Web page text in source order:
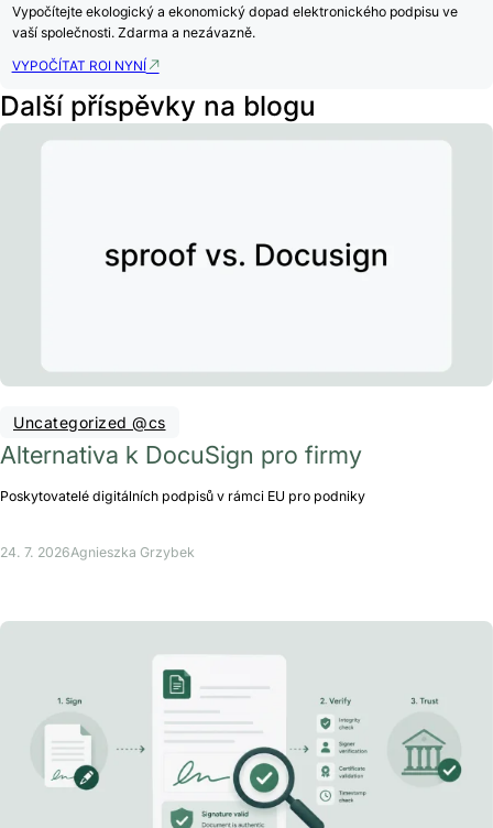
Vypočítejte ekologický a ekonomický dopad elektronického podpisu ve
vaší společnosti. Zdarma a nezávazně.
VYPOČÍTAT ROI NYNÍ
Další příspěvky na blogu
Uncategorized @cs
Alternativa k DocuSign pro firmy
Poskytovatelé digitálních podpisů v rámci EU pro podniky
24. 7. 2026Agnieszka Grzybek